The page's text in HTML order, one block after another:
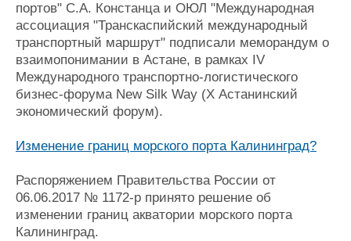
портов" С.А. Констанца и ОЮЛ "Международная
ассоциация "Транскаспийский международный
транспортный маршрут" подписали меморандум о
взаимопонимании в Астане, в рамках IV
Международного транспортно-логистического
бизнес-форума New Silk Way (Х Астанинский
экономический форум).
Изменение границ морского порта Калининград?
Распоряжением Правительства России от
06.06.2017 № 1172-р принято решение об
изменении границ акватории морского порта
Калининград.